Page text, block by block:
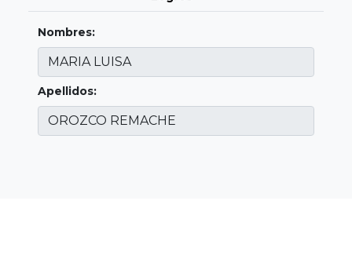
Nombres:
Apellidos: